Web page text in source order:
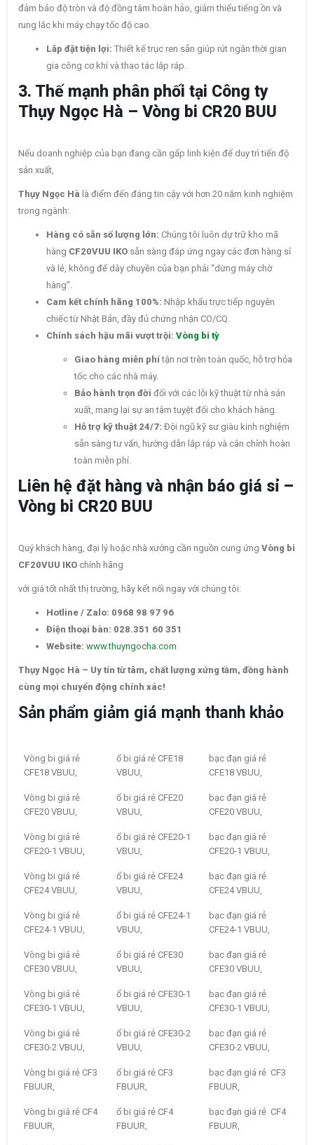
đảm bảo độ tròn và độ đồng tâm hoàn hảo, giảm thiểu tiếng ồn và
rung lắc khi máy chạy tốc độ cao.
Lắp đặt tiện lợi: Thiết kế trục ren sẵn giúp rút ngắn thời gian
gia công cơ khí và thao tác lắp ráp.
3. Thế mạnh phân phối tại Công ty
Thụy Ngọc Hà – Vòng bi CR20 BUU
Nếu doanh nghiệp của bạn đang cần gấp linh kiện để duy trì tiến độ
sản xuất,
Thụy Ngọc Hà là điểm đến đáng tin cậy với hơn 20 năm kinh nghiệm
trong ngành:
Hàng có sẵn số lượng lớn: Chúng tôi luôn dự trữ kho mã
hàng CF20VUU IKO sẵn sàng đáp ứng ngay các đơn hàng sỉ
và lẻ, không để dây chuyền của bạn phải “dừng máy chờ
hàng”.
Cam kết chính hãng 100%: Nhập khẩu trực tiếp nguyên
chiếc từ Nhật Bản, đầy đủ chứng nhận CO/CQ.
Chính sách hậu mãi vượt trội: Vòng bi tỳ
Giao hàng miễn phítận nơi trên toàn quốc, hỗ trợ hỏa
tốc cho các nhà máy.
Bảo hành trọn đời đối với các lỗi kỹ thuật từ nhà sản
xuất, mang lại sự an tâm tuyệt đối cho khách hàng.
Hỗ trợ kỹ thuật 24/7: Đội ngũ kỹ sư giàu kinh nghiệm
sẵn sàng tư vấn, hướng dẫn lắp ráp và cân chỉnh hoàn
toàn miễn phí.
Liên hệ đặt hàng và nhận báo giá sỉ –
Vòng bi CR20 BUU
Quý khách hàng, đại lý hoặc nhà xưởng cần nguồn cung ứng Vòng bi
CF20VUU IKO chính hãng
với giá tốt nhất thị trường, hãy kết nối ngay với chúng tôi:
Hotline / Zalo: 0968 98 97 96
Điện thoại bàn: 028.351 60 351
Website: www.thuyngocha.com
Thụy Ngọc Hà – Uy tín từ tâm, chất lượng xứng tầm, đồng hành
cùng mọi chuyển động chính xác!
Sản phẩm giảm giá mạnh thanh khảo
Vòng bi giá rẻ
CFE18 VBUU,
ổ bi giá rẻ CFE18
VBUU,
bạc đạn giá rẻ
CFE18 VBUU,
Vòng bi giá rẻ
CFE20 VBUU,
ổ bi giá rẻ CFE20
VBUU,
bạc đạn giá rẻ
CFE20 VBUU,
Vòng bi giá rẻ
CFE20-1 VBUU,
ổ bi giá rẻ CFE20-1
VBUU,
bạc đạn giá rẻ
CFE20-1 VBUU,
Vòng bi giá rẻ
CFE24 VBUU,
ổ bi giá rẻ CFE24
VBUU,
bạc đạn giá rẻ
CFE24 VBUU,
Vòng bi giá rẻ
CFE24-1 VBUU,
ổ bi giá rẻ CFE24-1
VBUU,
bạc đạn giá rẻ
CFE24-1 VBUU,
Vòng bi giá rẻ
CFE30 VBUU,
ổ bi giá rẻ CFE30
VBUU,
bạc đạn giá rẻ
CFE30 VBUU,
Vòng bi giá rẻ
CFE30-1 VBUU,
ổ bi giá rẻ CFE30-1
VBUU,
bạc đạn giá rẻ
CFE30-1 VBUU,
Vòng bi giá rẻ
CFE30-2 VBUU,
ổ bi giá rẻ CFE30-2
VBUU,
bạc đạn giá rẻ
CFE30-2 VBUU,
Vòng bi giá rẻ CF3
FBUUR,
ổ bi giá rẻ CF3
FBUUR,
bạc đạn giá rẻ CF3
FBUUR,
Vòng bi giá rẻ CF4
FBUUR,
ổ bi giá rẻ CF4
FBUUR,
bạc đạn giá rẻ CF4
FBUUR,